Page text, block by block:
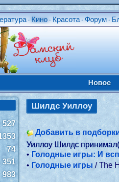
•Кино • Красота •Форум •
Новое
527
74
351
983
Шилдс Уиллоу
Добавить в
Уиллоу Шилдс
•Голодные игры: И
• Голодные игры/ The